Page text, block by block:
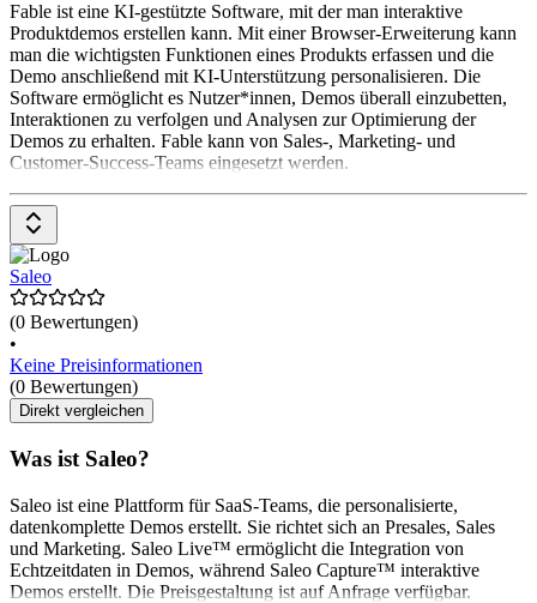
Fable ist eine KI-gestützte Software, mit der man interaktive
Produktdemos erstellen kann. Mit einer Browser-Erweiterung kann
man die wichtigsten Funktionen eines Produkts erfassen und die
Demo anschließend mit KI-Unterstützung personalisieren. Die
Software ermöglicht es Nutzer*innen, Demos überall einzubetten,
Interaktionen zu verfolgen und Analysen zur Optimierung der
Demos zu erhalten. Fable kann von Sales-, Marketing- und
Customer-Success-Teams eingesetzt werden.
Saleo
(0 Bewertungen)
•
Keine Preisinformationen
(0 Bewertungen)
Direkt vergleichen
Was ist Saleo?
Saleo ist eine Plattform für SaaS-Teams, die personalisierte,
datenkomplette Demos erstellt. Sie richtet sich an Presales, Sales
und Marketing. Saleo Live™ ermöglicht die Integration von
Echtzeitdaten in Demos, während Saleo Capture™ interaktive
Demos erstellt. Die Preisgestaltung ist auf Anfrage verfügbar.